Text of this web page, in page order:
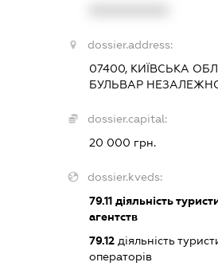
dossier.address:
07400, КИЇВСЬКА
БУЛЬВАР
dossier.capital:
20 000 грн.
dossier.kveds:
79.11 діяльність
агентств
79.12 діяльність
операторів